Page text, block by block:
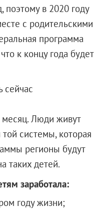
в 2020 году
с родительскими
программа
к концу года будет
сейчас
месяц. Люди живут
системы, которая
регионы будут
таких детей.
заработала:
году жизни;